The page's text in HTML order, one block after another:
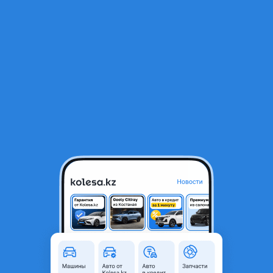
Крыло переднее левое правое оригинал
Атырау, Атырауская область